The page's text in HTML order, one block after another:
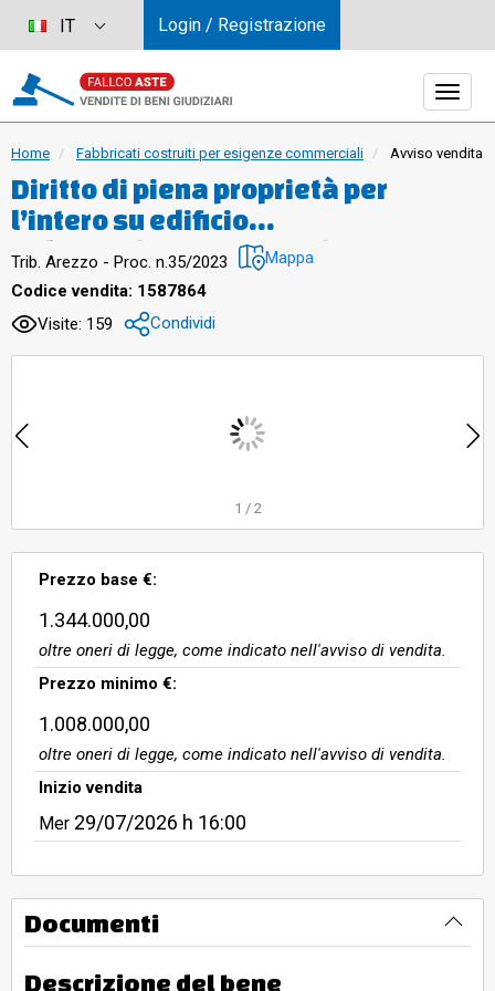
Home Fabbricati costruiti per esigenze commerciali Avviso vendita
Diritto di piena proprietà per
l’intero su edificio
industriale/commerciale
prefabbricato, su due livelli,situato
nella zona
industriale/commerciale di Santa
recintata da muretti e soprastante
proprietà medianteun cancello
automatico in ferro, dotato di
citofono, su via Senese Aretina;
altro accesso carrabile e
pedonaleesiste al civico 29 di via
Carlo Dragoni per mezzo di cancelli
in ferro. L’ed
Trib. Arezzo - Proc. n.35/2023 Mappa
Codice vendita: 1587864
Visite: 159
Condividi
1 / 2
Prezzo base €:
1.344.000,00
oltre oneri di legge, come indicato nell'avviso di vendita.
Prezzo minimo €:
1.008.000,00
oltre oneri di legge, come indicato nell'avviso di vendita.
Inizio vendita
Mer 29/07/2026 h 16:00
Documenti
Descrizione del bene
IT Login / Registrazione